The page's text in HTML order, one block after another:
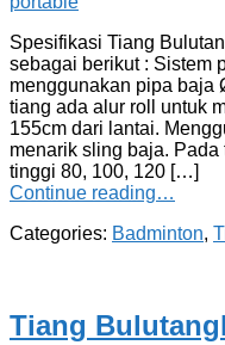
Spesifikasi Tiang
sebagai berikut : Sistem
menggunakan pipa baja
tiang ada alur roll untuk
155cm dari lantai.
menarik sling baja.
tinggi 80, 100, 120 […]
Continue reading…
Categories: Badminton,
Tiang